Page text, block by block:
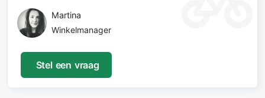
Martina
Winkelmanager
Stel een vraag